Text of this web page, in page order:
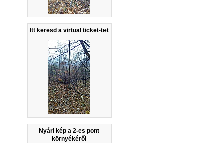
Itt keresd a virtual ticket-tet
Nyári kép a 2-es pont
környékéről